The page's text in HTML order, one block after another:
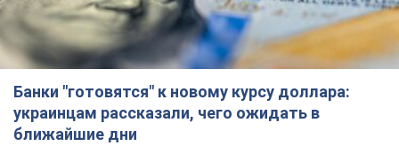
11 годин тому 149,9 т.
Украинцам обещают по 850 грн от
мобильных операторов: что не так с
этими сообщениями
Как не попасть в ловушку мошенников